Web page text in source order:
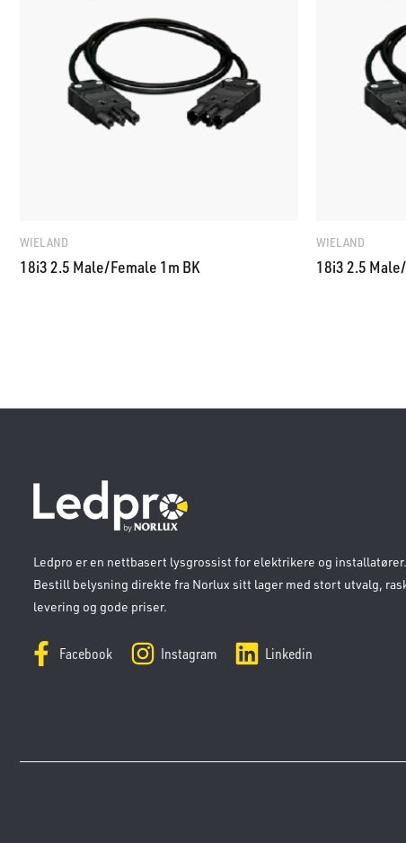
WIELAND
18i3 2.5 Male/Female 1m BK
WIELAND
18i3 2.5
Ledpro er en nettbasert lysgrossist for elektrikere og installatører.
Bestill belysning direkte fra Norlux sitt lager med stort utvalg,
levering og gode priser.
Facebook Instagram Linkedin